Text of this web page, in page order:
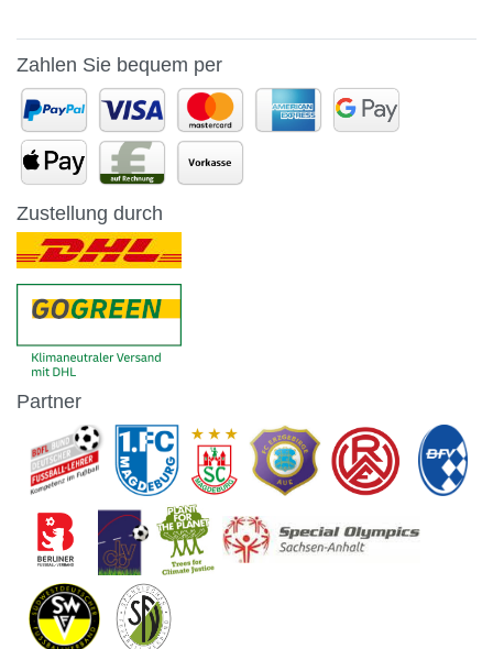
Zahlen Sie bequem per
Zustellung durch
Partner